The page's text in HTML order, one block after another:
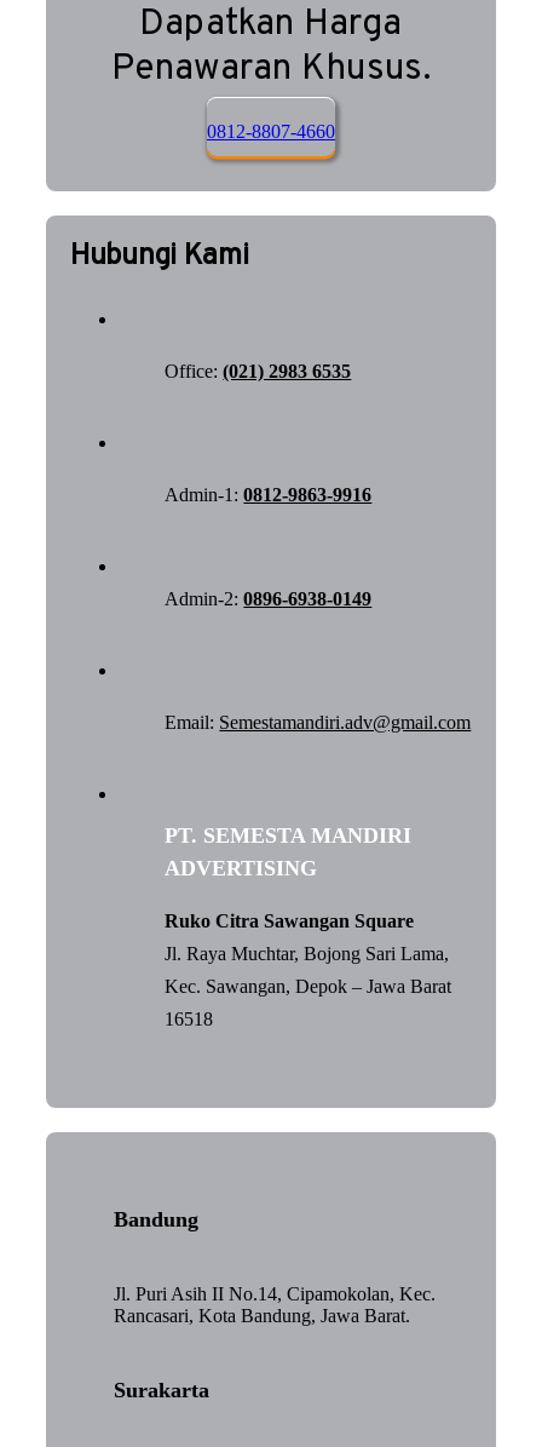
Dapatkan Harga
Penawaran Khusus.
0812-8807-4660
Hubungi Kami
Office:(021) 2983 6535
Admin-1:0812-9863-9916
Admin-2:0896-6938-0149
Email: Semestamandiri.adv@gmail.com
PT. SEMESTA MANDIRI
ADVERTISING
Ruko Citra Sawangan Square
Jl. Raya Muchtar, Bojong Sari Lama,
Kec. Sawangan, Depok – Jawa Barat
16518
Bandung
Jl. Puri Asih II No.14, Cipamokolan, Kec.
Rancasari, Kota Bandung, Jawa Barat.
Surakarta